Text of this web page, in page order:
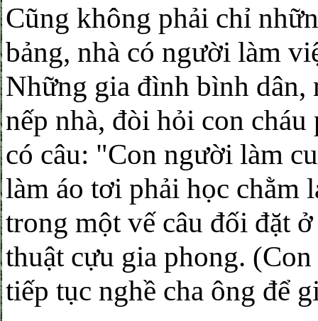
Cũng không phải chỉ
bảng, nhà có người làm
Những gia đình bình dân,
nếp nhà, đòi hỏi con
có câu: "Con người làm
làm áo tơi phải học chằm
trong một vế câu đối đặt
thuật cựu gia phong.
tiếp tục nghề cha ông để